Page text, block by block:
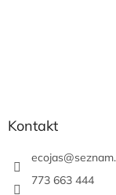
Kontakt
ecojas@
773 663 444